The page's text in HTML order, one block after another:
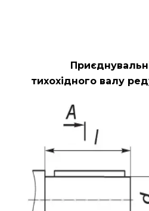
тихохідного валу